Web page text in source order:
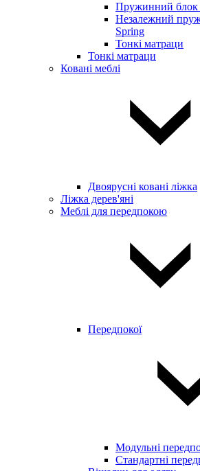
Пружинний блок
Незалежний
Spring
Тонкі матраци
Тонкі матраци
Ковані меблі
Двоярусні ковані ліжка
Ліжка дерев'яні
Меблі для передпокою
Передпокої
Модульні
Стандартні